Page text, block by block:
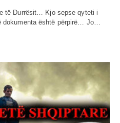
të Durrësit… Kjo sepse qyteti i
dokumenta është përpirë… Jo…